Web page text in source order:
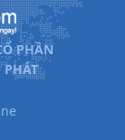
PHẦN
PHÁT